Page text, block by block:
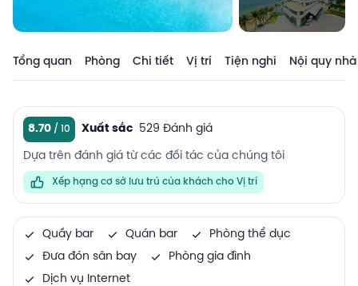
Tổng quan Phòng Chi tiết Vị trí Tiện nghi Nội quy nhà
8.70 Xuất sắc 529 Đánh giá
Dựa trên đánh giá từ các đối tác của chúng tôi
Xếp hạng cơ sở lưu trú của khách cho Vị trí
Quầy bar Quán bar
Phòng thể dục
Đưa đón sân bay
Phòng gia đình
Dịch vụ Internet